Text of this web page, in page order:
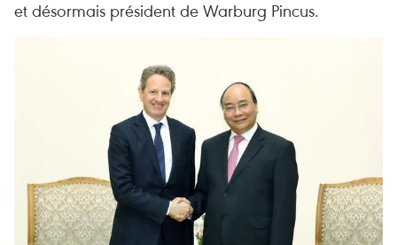
et désormais président de Warburg Pincus.